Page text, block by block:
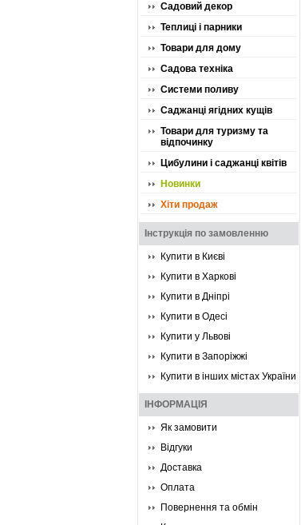
Садовий декор
Теплиці і парники
Товари для дому
Садова техніка
Системи поливу
Саджанці ягідних кущів
Товари для туризму та
відпочинку
Цибулини і саджанці квітів
Новинки
Хіти продаж
Інструкція по замовленню
Купити в Києві
Купити в Харкові
Купити в Дніпрі
Купити в Одесі
Купити у Львові
Купити в Запоріжжі
Купити в інших містах України
ІНФОРМАЦІЯ
Як замовити
Відгуки
Доставка
Оплата
Повернення та обмін